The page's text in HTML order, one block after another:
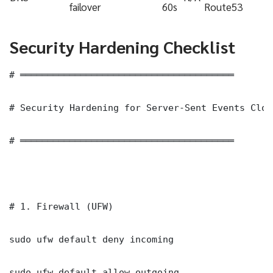
failover 60s Route53
Security Hardening Checklist
# ═══════════════════════════════════════
# Security Hardening for Server-Sent Events
# ═══════════════════════════════════════
# 1. Firewall (UFW)
sudo ufw default deny incoming